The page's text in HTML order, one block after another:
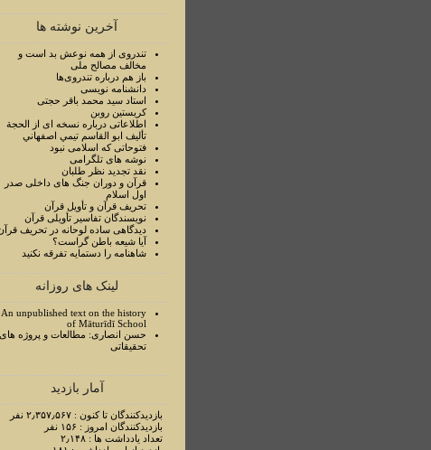
آخرین نوشته ها
تندروی از همه نوعش بد است و
مخالف مصالح ملی
باز هم درباره تندروی‌ها
دانشنامه نویسی
استاد سيد محمد باقر حجتی
کریستین روبن
اطلاعاتی درباره نسخه ای از الحجة
تأليف ابو القاسم تيمي اصفهاني
فتوحاتی که اسلامی نبود
نوشه های تلگرامی
نقد تجدید نظر طلبان
قرآن و دوران جنگ های داخلی صدر
اول اسلام
تحريف قرآن و تأويل قرآن
نويسندگان تفاسير تأويلی قرآن
ديدگاهی ساده لوحانه در تحريف
آيا شيعه باطن گراست؟
شاهنامه را دستمايه تفرقه نکنيد
لینک های روزانه
An unpublished text on the history
of Māturīdī School
حسن انصاری: مطالعات و پروژه های
تحقیقاتی
آمار بازدید
بازدیدکنندگان تا کنون : ۲٫۳۵۷٫۵۶۷ نفر
بازدیدکنندگان امروز : ۱۵۶ نفر
تعداد یادداشت ها : ۲٫۱۴۸